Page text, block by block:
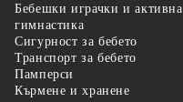
Бебешки играчки и активна
гимнастика
Сигурност за бебето
Транспорт за бебето
Памперси
Кърмене и хранене